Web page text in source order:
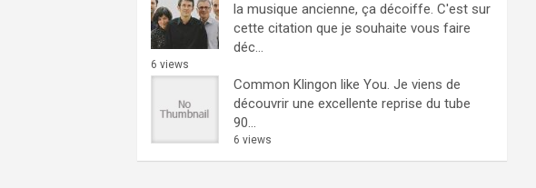
la musique ancienne, ça décoiffe. C'est sur
cette citation que je souhaite vous faire
déc...
6 views
Common Klingon like You. Je viens de
découvrir une excellente reprise du tube
90...
6 views